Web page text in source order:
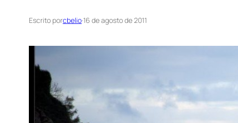
Escrito porcbelio·16 de agosto de 2011